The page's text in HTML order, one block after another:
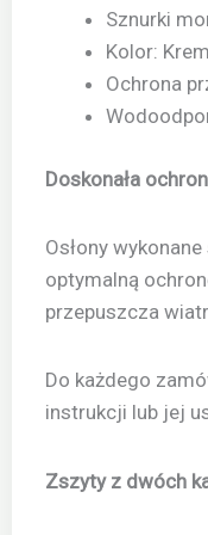
Sznurki
Kolor:
Ochrona
Doskonała
Osłony
optymalną
przepuszcza
Do każdego
instrukcji lub jej
Zszyty z dwóch